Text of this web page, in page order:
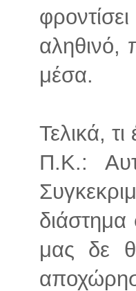
αληθινό,
μέσα.
Τελικά,
Π.Κ.:
μας δε